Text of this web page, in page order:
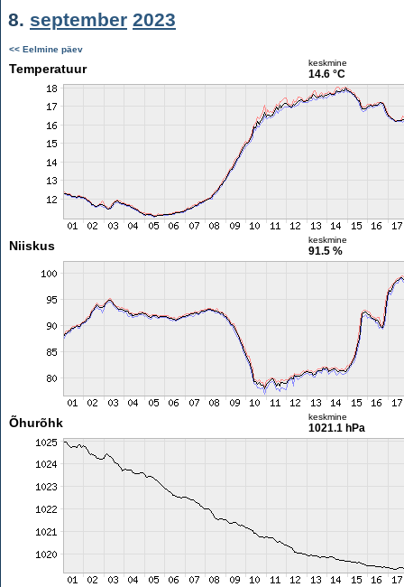
8. september 2023
<< Eelmine päev
Temperatuur keskmine
14.6 °C
Niiskus keskmine
91.5 %
Õhurõhk keskmine
1021.1 hPa